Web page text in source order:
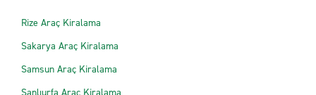
Rize Araç Kiralama
Sakarya Araç Kiralama
Samsun Araç Kiralama